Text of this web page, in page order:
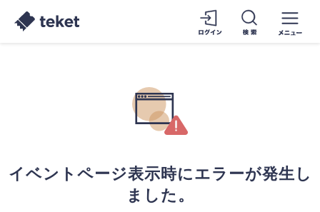
イベントページ表示時にエラーが発生し
ました。